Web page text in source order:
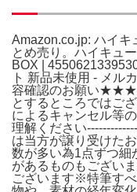
Amazon.co.jp: ハイキ
とめ売り。ハイキュ
BOX |
ト 新品未使用 - メ
容確認のお願い
とするところではご
によるキャンセル等
理解ください
は当方が譲り受けた
数が多い為1点ずつ
があるものもござい
ございます※特筆す